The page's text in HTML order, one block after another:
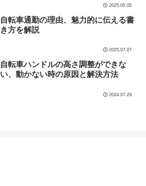
2025.05.05
自転車通勤の理由、魅力的に伝える書
き方を解説
2025.07.07
自転車ハンドルの高さ調整ができな
い、動かない時の原因と解決方法
2024.07.29